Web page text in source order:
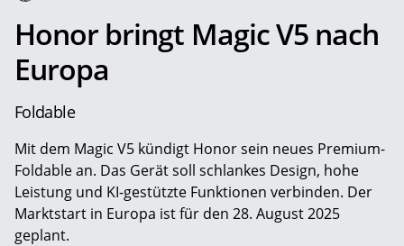
Honor bringt Magic V5 nach
Europa
Foldable
Mit dem Magic V5 kündigt Honor sein neues Premium-
Foldable an. Das Gerät soll schlankes Design, hohe
Leistung und KI-gestützte Funktionen verbinden. Der
Marktstart in Europa ist für den 28. August 2025
geplant.